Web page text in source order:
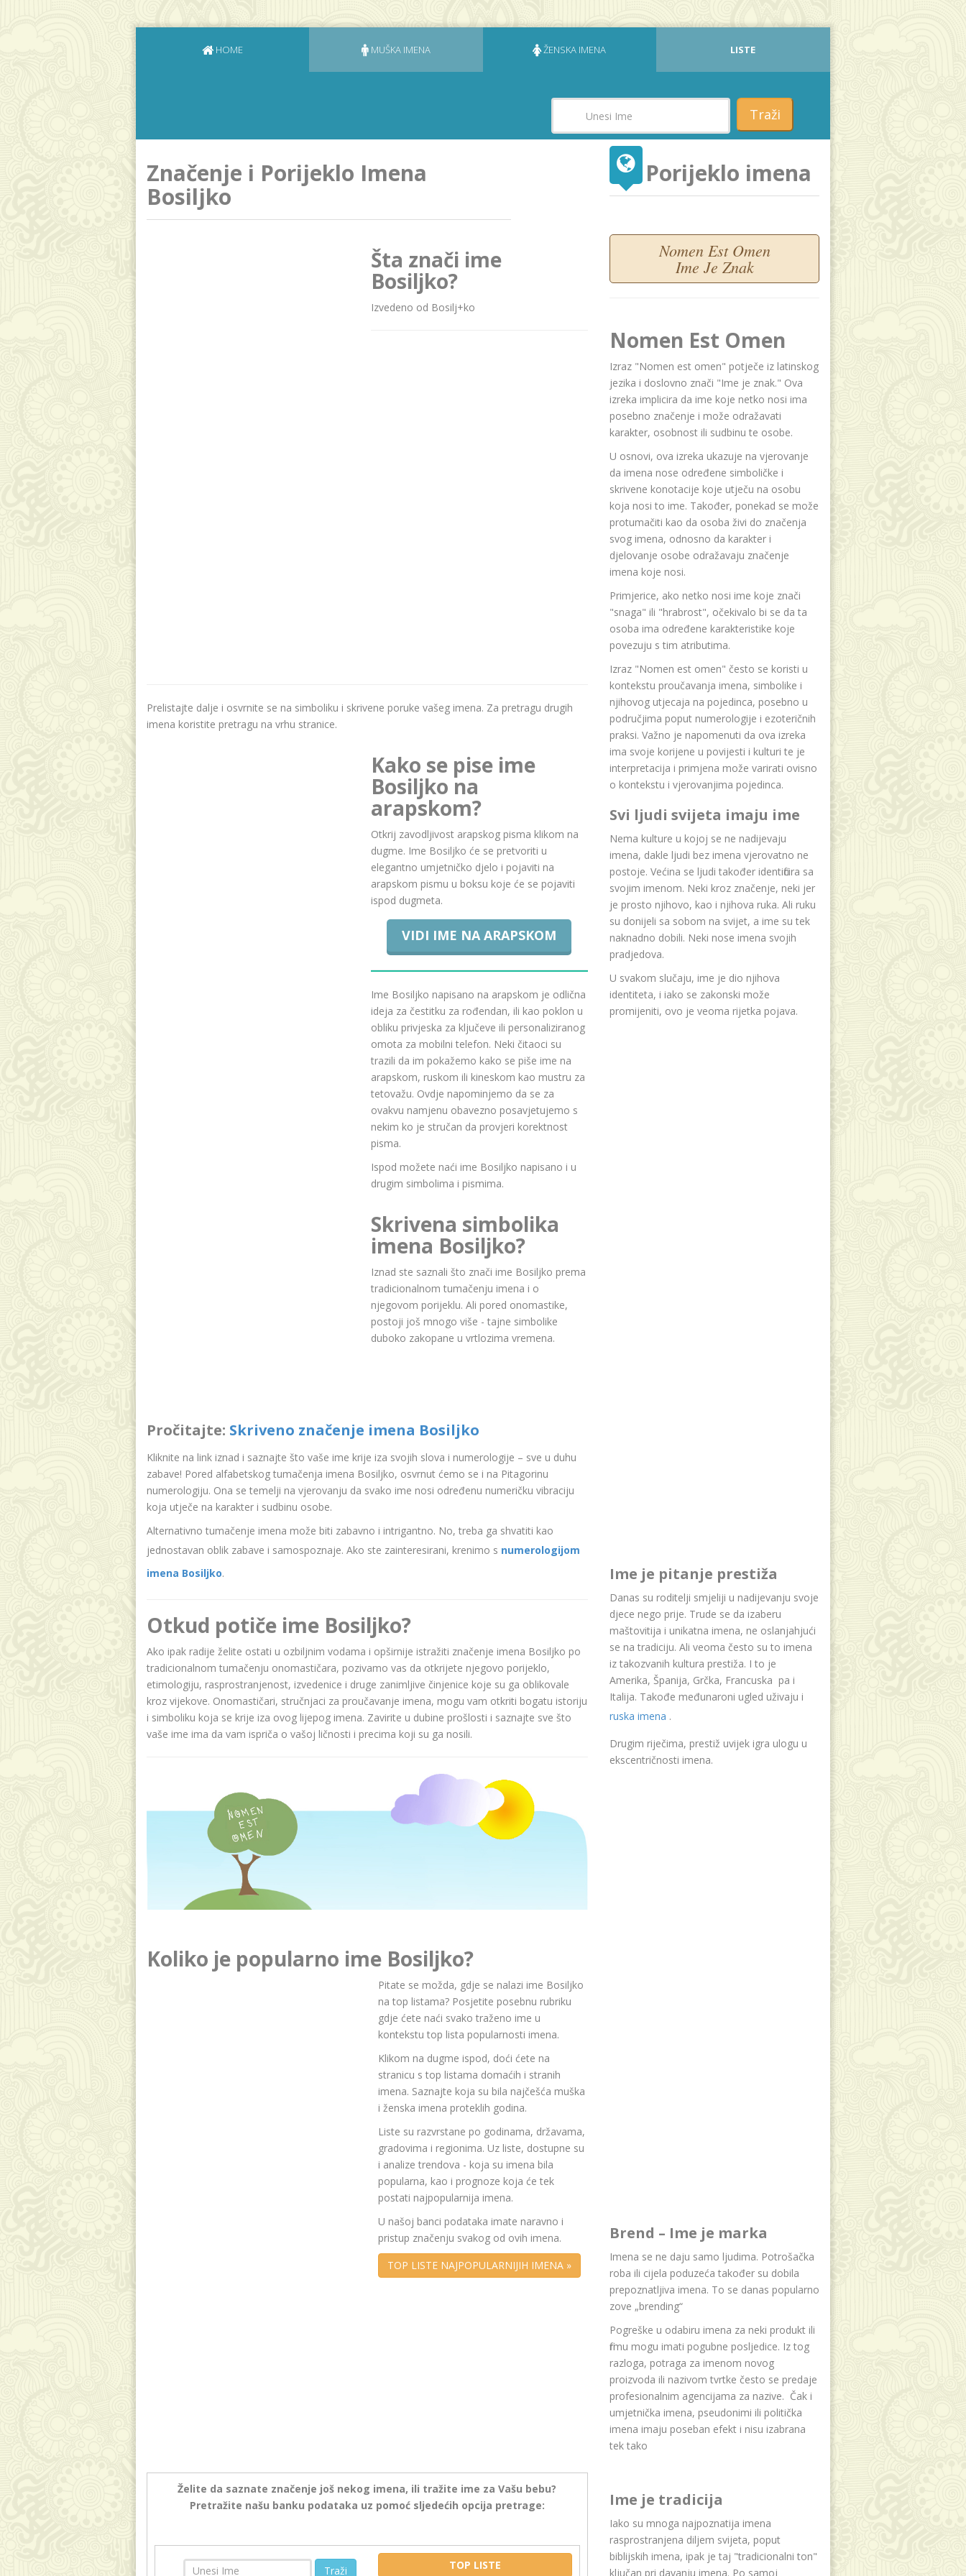
HOME MUŠKA IMENA ŽENSKA IMENA LISTE
Traži
Značenje i Porijeklo Imena
Bosiljko
Šta znači ime
Bosiljko?
Izvedeno od Bosilj+ko
Prelistajte dalje i osvrnite se na simboliku i skrivene poruke vašeg imena. Za pretragu drugih
imena koristite pretragu na vrhu stranice.
Kako se pise ime
Bosiljko na
arapskom?
Otkrij zavodljivost arapskog pisma klikom na
dugme. Ime Bosiljko će se pretvoriti u
elegantno umjetničko djelo i pojaviti na
arapskom pismu u boksu koje će se pojaviti
ispod dugmeta.
VIDI IME NA ARAPSKOM
Ime Bosiljko napisano na arapskom je odlična
ideja za čestitku za rođendan, ili kao poklon u
obliku privjeska za ključeve ili personaliziranog
omota za mobilni telefon. Neki čitaoci su
trazili da im pokažemo kako se piše ime na
arapskom, ruskom ili kineskom kao mustru za
tetovažu. Ovdje napominjemo da se za
ovakvu namjenu obavezno posavjetujemo s
nekim ko je stručan da provjeri korektnost
pisma.
Ispod možete naći ime Bosiljko napisano i u
drugim simbolima i pismima.
Skrivena simbolika
imena Bosiljko?
Iznad ste saznali što znači ime Bosiljko prema
tradicionalnom tumačenju imena i o
njegovom porijeklu. Ali pored onomastike,
postoji još mnogo više - tajne simbolike
duboko zakopane u vrtlozima vremena.
Pročitajte: Skriveno značenje imena Bosiljko
Kliknite na link iznad i saznajte što vaše ime krije iza svojih slova i numerologije – sve u duhu
zabave! Pored alfabetskog tumačenja imena Bosiljko, osvrnut ćemo se i na Pitagorinu
numerologiju. Ona se temelji na vjerovanju da svako ime nosi određenu numeričku vibraciju
koja utječe na karakter i sudbinu osobe.
Alternativno tumačenje imena može biti zabavno i intrigantno. No, treba ga shvatiti kao
jednostavan oblik zabave i samospoznaje. Ako ste zainteresirani, krenimo s numerologijom
imena Bosiljko.
Otkud potiče ime Bosiljko?
Ako ipak radije želite ostati u ozbiljnim vodama i opširnije istražiti značenje imena Bosiljko po
tradicionalnom tumačenju onomastičara, pozivamo vas da otkrijete njegovo porijeklo,
etimologiju, rasprostranjenost, izvedenice i druge zanimljive činjenice koje su ga oblikovale
kroz vijekove. Onomastičari, stručnjaci za proučavanje imena, mogu vam otkriti bogatu istoriju
i simboliku koja se krije iza ovog lijepog imena. Zavirite u dubine prošlosti i saznajte sve što
vaše ime ima da vam ispriča o vašoj ličnosti i precima koji su ga nosili.
Koliko je popularno ime Bosiljko?
Pitate se možda, gdje se nalazi ime Bosiljko
na top listama? Posjetite posebnu rubriku
gdje ćete naći svako traženo ime u
kontekstu top lista popularnosti imena.
Klikom na dugme ispod, doći ćete na
stranicu s top listama domaćih i stranih
imena. Saznajte koja su bila najčešća muška
i ženska imena proteklih godina.
Liste su razvrstane po godinama, državama,
gradovima i regionima. Uz liste, dostupne su
i analize trendova - koja su imena bila
popularna, kao i prognoze koja će tek
postati najpopularnija imena.
U našoj banci podataka imate naravno i
pristup značenju svakog od ovih imena.
TOP LISTE NAJPOPULARNIJIH IMENA »
Želite da saznate značenje još nekog imena, ili tražite ime za Vašu bebu?
Pretražite našu banku podataka uz pomoć sljedećih opcija pretrage:
Traži TOP LISTE
Porijeklo imena
Nomen Est Omen
Ime Je Znak
Nomen Est Omen
Izraz "Nomen est omen" potječe iz latinskog
jezika i doslovno znači "Ime je znak." Ova
izreka implicira da ime koje netko nosi ima
posebno značenje i može odražavati
karakter, osobnost ili sudbinu te osobe.
U osnovi, ova izreka ukazuje na vjerovanje
da imena nose određene simboličke i
skrivene konotacije koje utječu na osobu
koja nosi to ime. Također, ponekad se može
protumačiti kao da osoba živi do značenja
svog imena, odnosno da karakter i
djelovanje osobe odražavaju značenje
imena koje nosi.
Primjerice, ako netko nosi ime koje znači
"snaga" ili "hrabrost", očekivalo bi se da ta
osoba ima određene karakteristike koje
povezuju s tim atributima.
Izraz "Nomen est omen" često se koristi u
kontekstu proučavanja imena, simbolike i
njihovog utjecaja na pojedinca, posebno u
područjima poput numerologije i ezoteričnih
praksi. Važno je napomenuti da ova izreka
ima svoje korijene u povijesti i kulturi te je
interpretacija i primjena može varirati ovisno
o kontekstu i vjerovanjima pojedinca.
Svi ljudi svijeta imaju ime
Nema kulture u kojoj se ne nadijevaju
imena, dakle ljudi bez imena vjerovatno ne
postoje. Većina se ljudi također identificira sa
svojim imenom. Neki kroz značenje, neki jer
je prosto njihovo, kao i njihova ruka. Ali ruku
su donijeli sa sobom na svijet, a ime su tek
naknadno dobili. Neki nose imena svojih
pradjedova.
U svakom slučaju, ime je dio njihova
identiteta, i iako se zakonski može
promijeniti, ovo je veoma rijetka pojava.
Ime je pitanje prestiža
Danas su roditelji smjeliji u nadijevanju svoje
djece nego prije. Trude se da izaberu
maštovitija i unikatna imena, ne oslanjahjući
se na tradiciju. Ali veoma često su to imena
iz takozvanih kultura prestiža. I to je
Amerika, Španija, Grčka, Francuska pa i
Italija. Takođe međunaroni ugled uživaju i
ruska imena .
Drugim riječima, prestiž uvijek igra ulogu u
ekscentričnosti imena.
Brend – Ime je marka
Imena se ne daju samo ljudima. Potrošačka
roba ili cijela poduzeća također su dobila
prepoznatljiva imena. To se danas popularno
zove „brending“
Pogreške u odabiru imena za neki produkt ili
firmu mogu imati pogubne posljedice. Iz tog
razloga, potraga za imenom novog
proizvoda ili nazivom tvrtke često se predaje
profesionalnim agencijama za nazive. Čak i
umjetnička imena, pseudonimi ili politička
imena imaju poseban efekt i nisu izabrana
tek tako
Ime je tradicija
Iako su mnoga najpoznatija imena
rasprostranjena diljem svijeta, poput
biblijskih imena, ipak je taj "tradicionalni ton"
ključan pri davanju imena. Po samoj